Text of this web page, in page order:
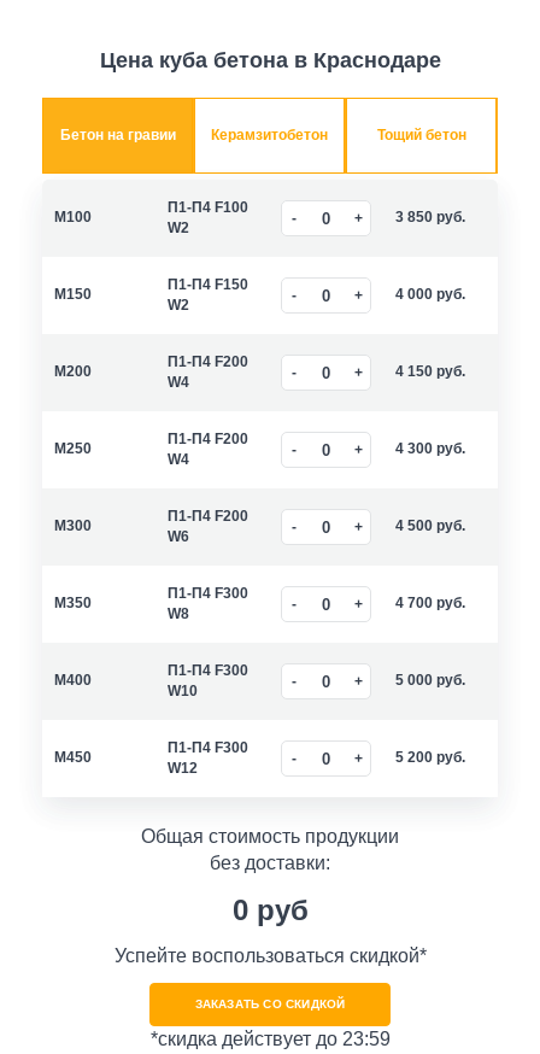
Цена куба бетона в Краснодаре
Бетон на гравии Керамзитобетон Тощий бетон
M100
П1-П4 F100
W2
3 850 руб.
M150
П1-П4 F150
W2
4 000 руб.
M200
П1-П4 F200
W4
4 150 руб.
M250
П1-П4 F200
W4
4 300 руб.
M300
П1-П4 F200
W6
4 500 руб.
M350
П1-П4 F300
W8
4 700 руб.
M400
П1-П4 F300
W10
5 000 руб.
M450
П1-П4 F300
W12
5 200 руб.
Общая стоимость продукции
без доставки:
0руб
Успейте воспользоваться скидкой*
ЗАКАЗАТЬ СО СКИДКОЙ
*скидка действует до 23:59